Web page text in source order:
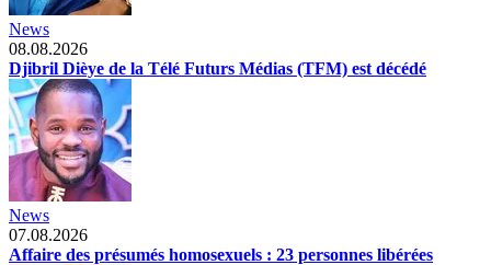
News
08.08.2026
Djibril Dièye de la Télé Futurs Médias (TFM) est décédé
News
07.08.2026
Affaire des présumés homosexuels : 23 personnes libérées